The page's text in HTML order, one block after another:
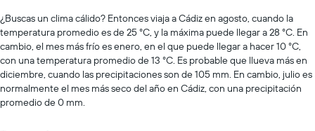
values.
Range:
0
to
300.
¿Buscas un clima cálido? Entonces viaja a Cádiz en agosto, cuando la
temperatura promedio es de 25 °C, y la máxima puede llegar a 28 °C. En
cambio, el mes más frío es enero, en el que puede llegar a hacer 10 °C,
con una temperatura promedio de 13 °C. Es probable que llueva más en
diciembre, cuando las precipitaciones son de 105 mm. En cambio, julio es
normalmente el mes más seco del año en Cádiz, con una precipitación
promedio de 0 mm.